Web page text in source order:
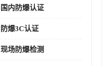
国内防爆认证
防爆3C认证
现场防爆检测